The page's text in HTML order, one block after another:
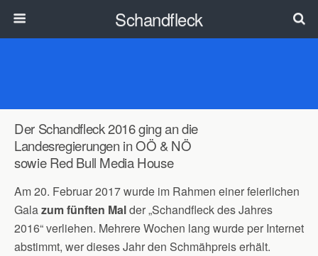
Schandfleck
Der Schandfleck 2016 ging an die
Landesregierungen in OÖ & NÖ
sowie Red Bull Media House
Am 20. Februar 2017 wurde im Rahmen einer feierlichen
Galazum fünften Malder „Schandfleck des Jahres
2016“ verliehen. Mehrere Wochen lang wurde per Internet
abstimmt, wer dieses Jahr den Schmähpreis erhält.